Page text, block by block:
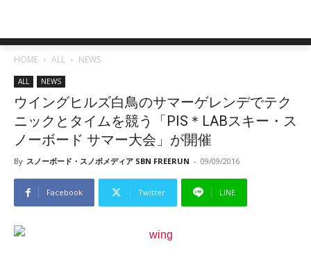
HOME ALL NEWS
ALL NEWS
ウイングヒルズ白鳥のサマーゲレンデでテク
ニックとタイムを競う「PIS＊LABスキー・ス
ノーボード サマー大会」が開催
By スノーボード・スノボメディア SBN FREERUN - 09/09/2016
Facebook Twitter LINE